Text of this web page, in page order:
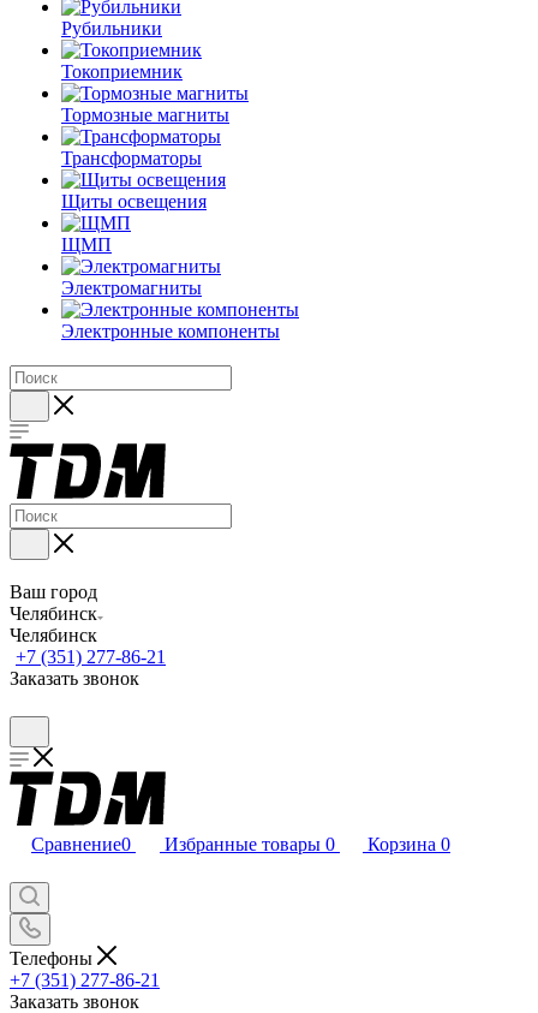
Рубильники
Токоприемник
Тормозные магниты
Трансформаторы
Щиты освещения
ЩМП
Электромагниты
Электронные компоненты
Ваш город
Челябинск
Челябинск
+7 (351) 277-86-21
Заказать звонок
Сравнение0 Избранные товары 0 Корзина 0
Телефоны
+7 (351) 277-86-21
Заказать звонок